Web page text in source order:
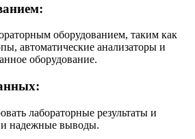
оборудованием, таким как
автоматические анализаторы и
оборудование.
лабораторные результаты и
и надежные выводы.